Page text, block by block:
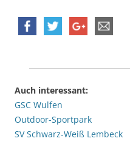
Auch interessant:
GSC Wulfen
Outdoor-Sportpark
SV Schwarz-Weiß Lembeck